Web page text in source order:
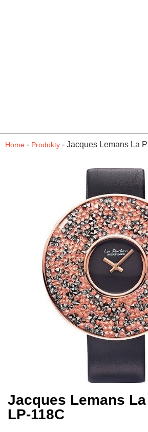
Home - Produkty - Jacques Lemans La
Jacques Lemans
LP-118C